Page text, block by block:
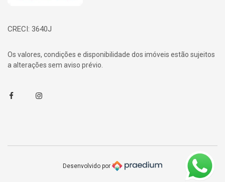
CRECI: 3640J
Os valores, condições e disponibilidade dos imóveis estão sujeitos
a alterações sem aviso prévio.
FacebookInstagram
Desenvolvido por